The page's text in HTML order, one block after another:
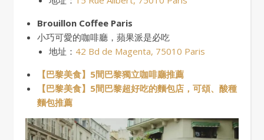
Brouillon Coffee Paris
小巧可愛的咖啡廳，蘋果派是必吃
地址： 42 Bd de Magenta, 75010 Paris
【巴黎美食】5間巴黎獨立咖啡廳推薦
【巴黎美食】5間巴黎超好吃的麵包店，可頌、酸種
麵包推薦